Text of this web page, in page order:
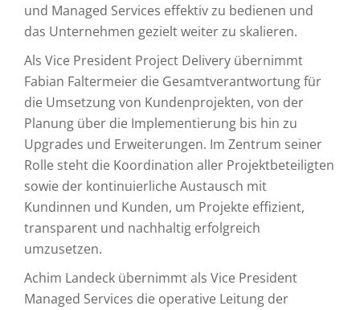
und Managed Services effektiv zu bedienen und
das Unternehmen gezielt weiter zu skalieren.
Als Vice President Project Delivery übernimmt
Fabian Faltermeier die Gesamtverantwortung für
die Umsetzung von Kundenprojekten, von der
Planung über die Implementierung bis hin zu
Upgrades und Erweiterungen. Im Zentrum seiner
Rolle steht die Koordination aller Projektbeteiligten
sowie der kontinuierliche Austausch mit
Kundinnen und Kunden, um Projekte effizient,
transparent und nachhaltig erfolgreich
umzusetzen.
Achim Landeck übernimmt als Vice President
Managed Services die operative Leitung der